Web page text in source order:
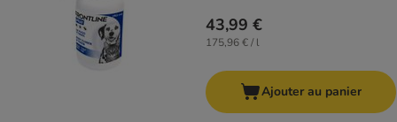
43,99 €
175,96 € / l
Ajouter au panier